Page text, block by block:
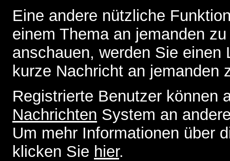
Eine andere nützliche
einem Thema an jemanden
anschauen, werden Sie
kurze Nachricht an jemanden
Registrierte Benutzer können
Nachrichten System an
Um mehr Informationen über
klicken Sie hier.